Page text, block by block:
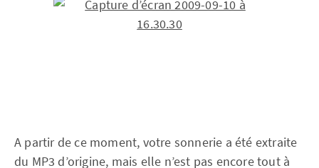
A partir de ce moment, votre sonnerie a été extraite
du MP3 d’origine, mais elle n’est pas encore tout à